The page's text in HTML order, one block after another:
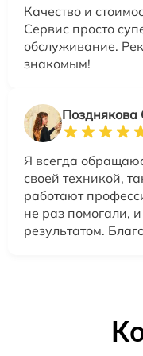
Качество и
Сервис просто
обслуживание.
знакомым!
Позднякова
Я всегда
своей техникой,
работают
не раз помогали,
результатом.